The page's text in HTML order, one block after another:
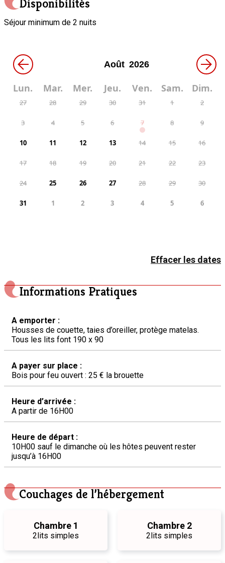
Disponibilités
Séjour minimum de 2 nuits
← →
Lun. Mar. Mer. Jeu. Ven. Sam. Dim.
27 28 29 30 31 1 2
3 4 5 6 7 8 9
10 11 12 13 14 15 16
17 18 19 20 21 22 23
24 25 26 27 28 29 30
31 1 2 3 4 5 6
Effacer les dates
Informations Pratiques
A emporter :
Housses de couette, taies d’oreiller, protège matelas.
Tous les lits font 190 x 90
A payer sur place :
Bois pour feu ouvert : 25 € la brouette
Heure d’arrivée :
A partir de 16H00
Heure de départ :
10H00 sauf le dimanche où les hôtes peuvent rester
jusqu’à 16H00
Couchages de l’hébergement
Chambre 1
2lits simples
Chambre 2
2lits simples